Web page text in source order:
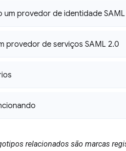
provedor de identidade SAML
provedor de serviços SAML 2.0
relacionados são marcas